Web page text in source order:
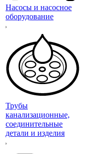
Насосы и насосное
оборудование
Трубы
канализационные,
соединительные
детали и изделия